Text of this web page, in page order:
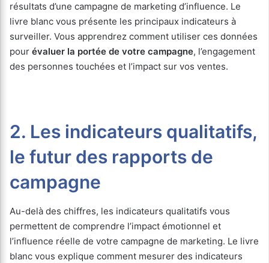
résultats d’une campagne de marketing d’influence. Le
livre blanc vous présente les principaux indicateurs à
surveiller. Vous apprendrez comment utiliser ces données
pour évaluer la portée de votre campagne, l’engagement
des personnes touchées et l’impact sur vos ventes.
2. Les indicateurs qualitatifs,
le futur des rapports de
campagne
Au-delà des chiffres, les indicateurs qualitatifs vous
permettent de comprendre l’impact émotionnel et
l’influence réelle de votre campagne de marketing. Le livre
blanc vous explique comment mesurer des indicateurs